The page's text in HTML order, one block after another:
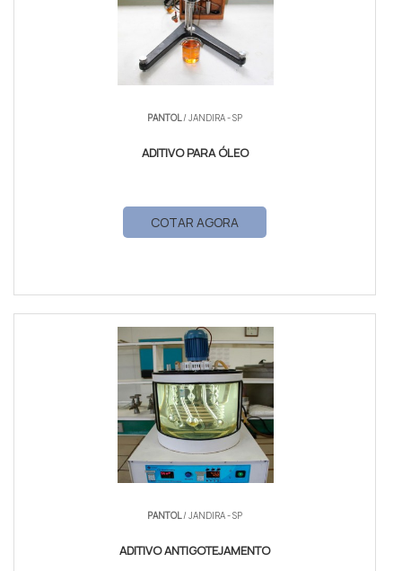
PANTOL/ JANDIRA - SP
ADITIVO PARA ÓLEO
COTAR AGORA
PANTOL/ JANDIRA - SP
ADITIVO ANTIGOTEJAMENTO